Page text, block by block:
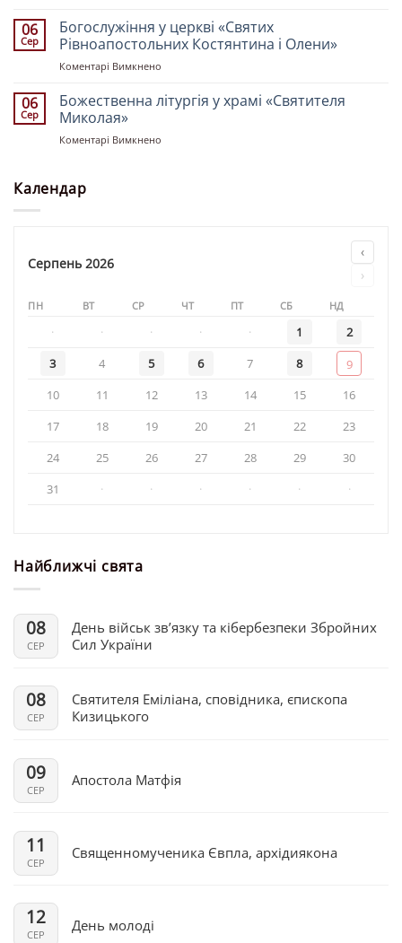
Пʼятдесятниці
Сокольника
літургія
у
храмі
землі
Української»
06
Сер
Богослужіння у церкві «Святих
Рівноапостольних Костянтина і Олени»
Коментарі Вимкнено
у
церкві
06
Сер
Божественна літургія у храмі «Святителя
Миколая»
Коментарі Вимкнено
Календар
Серпень 2026
‹
›
ПН ВТ СР ЧТ ПТ СБ НД
· · · · · 1
2
3
4 5 6 7 8
9
10
11 12 13 14 15
16
17
18 19 20 21 22
23
24
25 26 27 28 29
30
31
· · · · · ·
Найближчі свята
08
СЕР
День військ зв’язку та кібербезпеки Збройних
Сил України
08
СЕР
Святителя Еміліана, сповідника, єпископа
Кизицького
09
СЕР
Апостола Матфія
11
СЕР
Священномученика Євпла, архідиякона
12
СЕР
День молоді